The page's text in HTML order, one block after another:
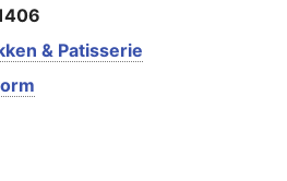
& Patisserie